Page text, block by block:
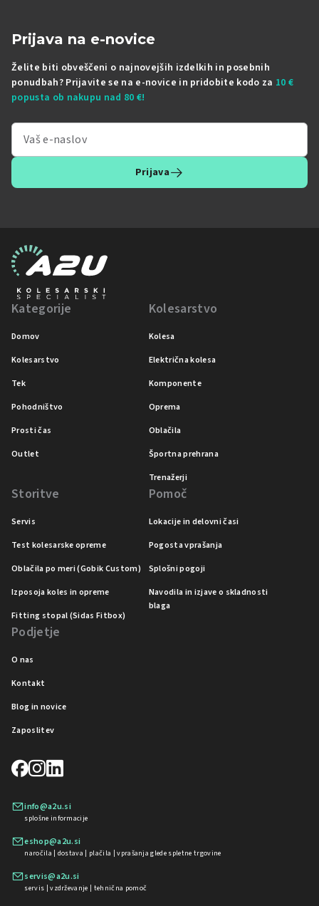
Prijava na e-novice
Želite biti obveščeni o najnovejših izdelkih in posebnih
ponudbah? Prijavite se na e-novice in pridobite kodo za 10 €
popusta ob nakupu nad 80 €!
Prijava
Kategorije
Domov
Kolesarstvo
Tek
Pohodništvo
Prosti čas
Outlet
Kolesarstvo
Kolesa
Električna kolesa
Komponente
Oprema
Oblačila
Športna prehrana
Trenažerji
Storitve
Servis
Test kolesarske opreme
Oblačila po meri (Gobik Custom)
Izposoja koles in opreme
Fitting stopal (Sidas Fitbox)
Pomoč
Lokacije in delovni časi
Pogosta vprašanja
Splošni pogoji
Navodila in izjave o skladnosti
blaga
Podjetje
O nas
Kontakt
Blog in novice
Zaposlitev
info@a2u.si
splošne informacije
eshop@a2u.si
naročila | dostava | plačila | vprašanja glede spletne trgovine
servis@a2u.si
servis | vzdrževanje | tehnična pomoč